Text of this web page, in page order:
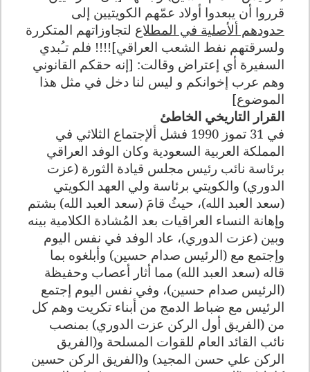
قرروا أن يبعدوا أولاد عمّهم الكويتيين إلى
حدودهم ألأصلية في المطلاع لتجاوزاتهم المتكررة
ولسرقتهم نفط الشعب العراقي]!!!! فلم تـُبدي
السفيرة أي إعتراض وقالت: [إنه حقكم القانوني
وهم عرب إخوانكم و ليس لنا دخل في مثل هذا
الموضوع]
القرار التاريخي الخاطئ
في 31 تموز 1990 فشل ألإجتماع الثلاثي في
المملكة العربية السعودية وكان الوفد العراقي
برئاسة نائب رئيس مجلس قيادة الثورة (عزت
الدوري) والكويتي برئاسة ولي العهد الكويتي
(سعد العبد الله)، حيثُ قامَ (سعد العبد الله) بشتم
وإهانة النساء العراقيات بعد المُشادة الكلامية بينه
وبين (عزت الدوري)، عاد الوفد في نفس اليوم
وإجتمع مع (الرئيس صدام حسين) وأبلغوه بما
قاله (سعد العبد الله) مما أثار أعصاب وحفيظة
(الرئيس صدام حسين)، وفي نفس اليوم إجتمع
الرئيس مع ضباط الدمج من أبناء تكريت وهم كل
من (الفريق أول الركن عزت الدوري) بمنصب
نائب القائد العام للقوات المسلحة و(الفريق
الركن علي حسن المجيد) و(الفريق الركن حسين